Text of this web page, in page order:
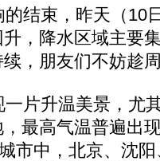
结束，昨天（10
，降水区域主要
，朋友们不妨趁
片升温美景，尤
最高气温普遍出
市中，北京、沈